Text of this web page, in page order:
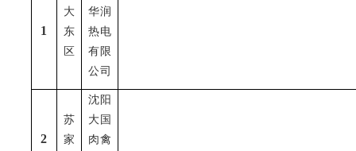
1
大
东
区
华润
热电
有限
公司
2
苏
家
沈阳
大国
肉禽